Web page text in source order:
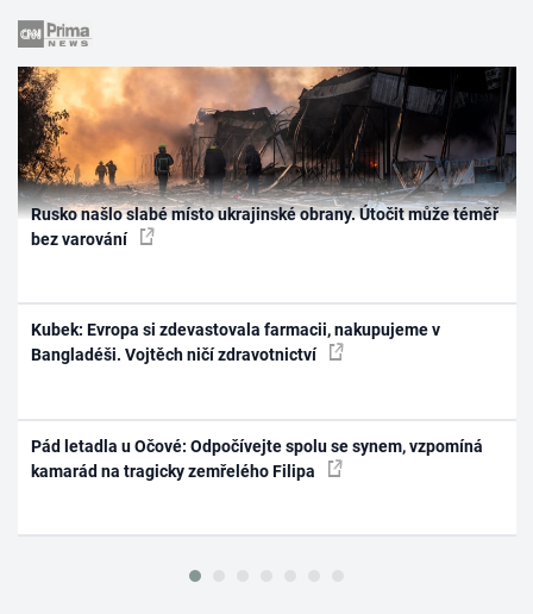
Rusko našlo slabé místo ukrajinské obrany. Útočit může téměř
bez varování
Kubek: Evropa si zdevastovala farmacii, nakupujeme v
Bangladéši. Vojtěch ničí zdravotnictví
Pád letadla u Očové: Odpočívejte spolu se synem, vzpomíná
kamarád na tragicky zemřelého Filipa